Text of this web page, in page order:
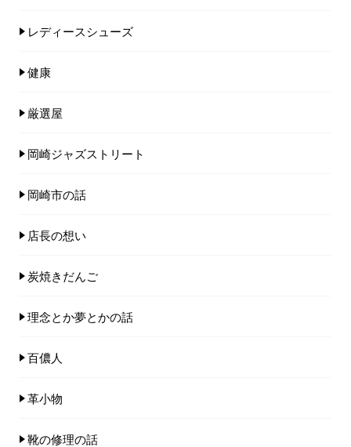
レディースシューズ
健康
厳選屋
岡崎ジャズストリート
岡崎市の話
店長の想い
炭焼きだんご
理念とか夢とかの話
百儂人
革小物
靴の修理の話